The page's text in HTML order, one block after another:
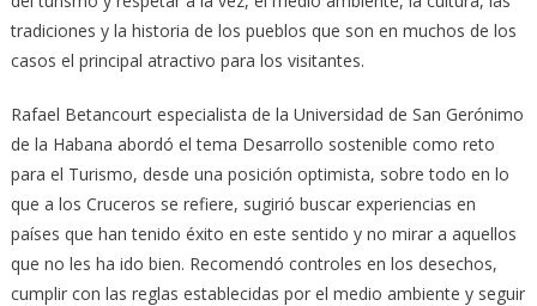
tradiciones y la historia de los pueblos que son en muchos de los
casos el principal atractivo para los visitantes.
Rafael Betancourt especialista de la Universidad de San Gerónimo
de la Habana abordó el tema Desarrollo sostenible como reto
para el Turismo, desde una posición optimista, sobre todo en lo
que a los Cruceros se refiere, sugirió buscar experiencias en
países que han tenido éxito en este sentido y no mirar a aquellos
que no les ha ido bien. Recomendó controles en los desechos,
cumplir con las reglas establecidas por el medio ambiente y seguir